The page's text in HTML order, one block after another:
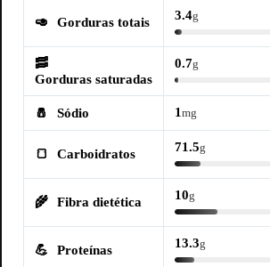
🥑 Gorduras totais 3.4g
🥓
Gorduras saturadas
0.7g
🧂 Sódio 1mg
🍞 Carboidratos 71.5g
🌾 Fibra dietética 10g
💪 Proteínas 13.3g